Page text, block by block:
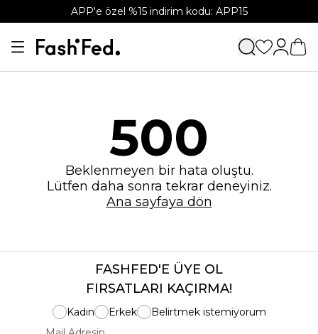
APP'e özel %15 indirim kodu: APP15
500
Beklenmeyen bir hata oluştu.
Lütfen daha sonra tekrar deneyiniz.
Ana sayfaya dön
FASHFED'E ÜYE OL
FIRSATLARI KAÇIRMA!
Kadın Erkek
Belirtmek istemiyorum